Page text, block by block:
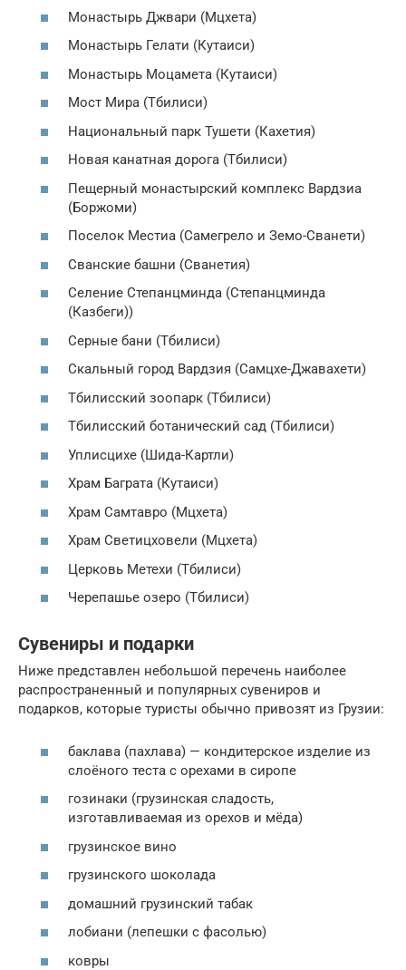
Монастырь Джвари (Мцхета)
Монастырь Гелати (Кутаиси)
Монастырь Моцамета (Кутаиси)
Мост Мира (Тбилиси)
Национальный парк Тушети (Кахетия)
Новая канатная дорога (Тбилиси)
Пещерный монастырский комплекс Вардзиа
(Боржоми)
Поселок Местиа (Самегрело и Земо-Сванети)
Сванские башни (Сванетия)
Селение Степанцминда (Степанцминда
(Казбеги))
Серные бани (Тбилиси)
Скальный город Вардзия (Самцхе-Джавахети)
Тбилисский зоопарк (Тбилиси)
Тбилисский ботанический сад (Тбилиси)
Уплисцихе (Шида-Картли)
Храм Баграта (Кутаиси)
Храм Самтавро (Мцхета)
Храм Светицховели (Мцхета)
Церковь Метехи (Тбилиси)
Черепашье озеро (Тбилиси)
Сувениры и подарки
Ниже представлен небольшой перечень наиболее
распространенный и популярных сувениров и
подарков, которые туристы обычно привозят из Грузии:
баклава (пахлава) — кондитерское изделие из
слоёного теста с орехами в сиропе
гозинаки (грузинская сладость,
изготавливаемая из орехов и мёда)
грузинское вино
грузинского шоколада
домашний грузинский табак
лобиани (лепешки с фасолью)
ковры